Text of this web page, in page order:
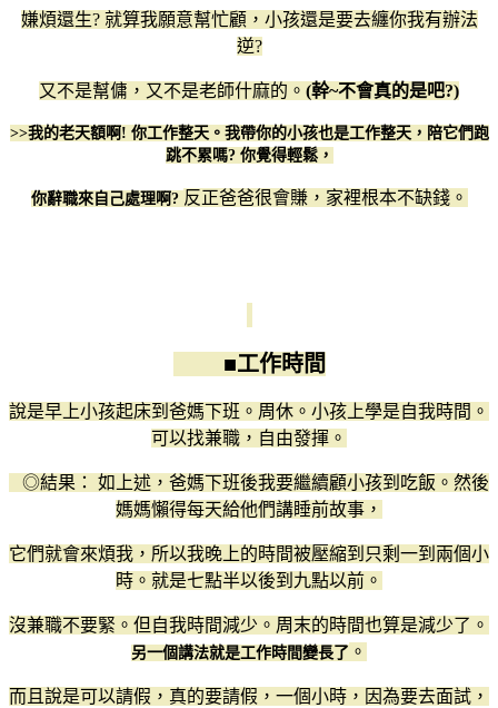
嫌煩還生? 就算我願意幫忙顧，小孩還是要去纏你我有辦法
逆?
又不是幫傭，又不是老師什麻的。 (幹~不會真的是吧?)
>>我的老天額啊! 你工作整天。我帶你的小孩也是工作整天，陪它們跑
跳不累嗎? 你覺得輕鬆，
你辭職來自己處理啊? 反正爸爸很會賺，家裡根本不缺錢。
■工作時間
說是早上小孩起床到爸媽下班。周休。小孩上學是自我時間。
可以找兼職，自由發揮。
◎結果： 如上述，爸媽下班後我要繼續顧小孩到吃飯。然後
媽媽懶得每天給他們講睡前故事，
它們就會來煩我，所以我晚上的時間被壓縮到只剩一到兩個小
時。就是七點半以後到九點以前。
沒兼職不要緊。但自我時間減少。周末的時間也算是減少了。
另一個講法就是工作時間變長了 。
而且說是可以請假，真的要請假，一個小時，因為要去面試，